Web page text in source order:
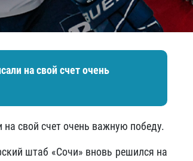
на свой счет очень
свой счет очень важную победу.
штаб «Сочи» вновь решился на